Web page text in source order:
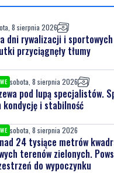
8 sierpnia 2026
dni rywalizacji i
przyciągnęły tłumy
sobota, 8 sierpnia 2026
pod lupą specjalistów.
kondycję i stabilność
sobota, 8 sierpnia 2026
24 tysiące metrów
terenów zielonych.
do wypoczynku